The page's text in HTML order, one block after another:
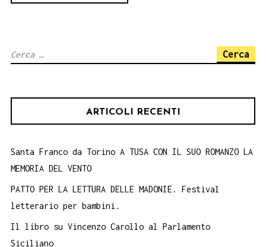
Ricerca
ARTICOLI RECENTI
Santa Franco da Torino A TUSA CON IL SUO ROMANZO LA
MEMORIA DEL VENTO
PATTO PER LA LETTURA DELLE MADONIE. Festival
letterario per bambini.
Il libro su Vincenzo Carollo al Parlamento
Siciliano